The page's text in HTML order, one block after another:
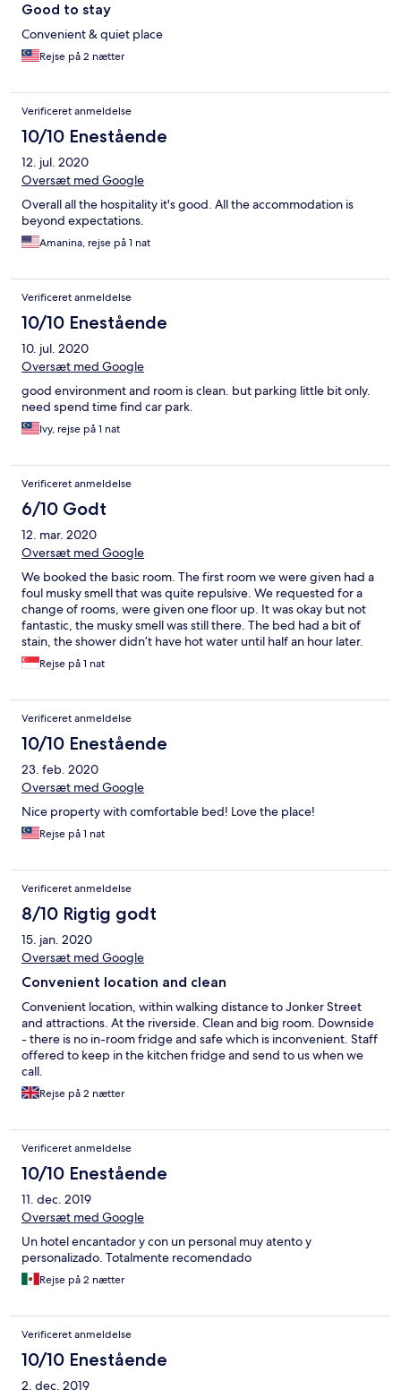
Good to stay
Convenient & quiet place
Rejse på 2 nætter
Verificeret anmeldelse
10/10 Enestående
12. jul. 2020
Oversæt med Google
Overall all the hospitality it's good. All the accommodation is
beyond expectations.
Amanina, rejse på 1 nat
Verificeret anmeldelse
10/10 Enestående
10. jul. 2020
Oversæt med Google
good environment and room is clean. but parking little bit only.
need spend time find car park.
Ivy, rejse på 1 nat
Verificeret anmeldelse
6/10 Godt
12. mar. 2020
Oversæt med Google
We booked the basic room. The first room we were given had a
foul musky smell that was quite repulsive. We requested for a
change of rooms, were given one floor up. It was okay but not
fantastic, the musky smell was still there. The bed had a bit of
stain, the shower didn’t have hot water until half an hour later.
Other than these, it was okay as we only stayed a night.
Rejse på 1 nat
Verificeret anmeldelse
10/10 Enestående
23. feb. 2020
Oversæt med Google
Nice property with comfortable bed! Love the place!
Rejse på 1 nat
Verificeret anmeldelse
8/10 Rigtig godt
15. jan. 2020
Oversæt med Google
Convenient location and clean
Convenient location, within walking distance to Jonker Street
and attractions. At the riverside. Clean and big room. Downside
- there is no in-room fridge and safe which is inconvenient. Staff
offered to keep in the kitchen fridge and send to us when we
call.
Rejse på 2 nætter
Verificeret anmeldelse
10/10 Enestående
11. dec. 2019
Oversæt med Google
Un hotel encantador y con un personal muy atento y
personalizado. Totalmente recomendado
Rejse på 2 nætter
Verificeret anmeldelse
10/10 Enestående
2. dec. 2019